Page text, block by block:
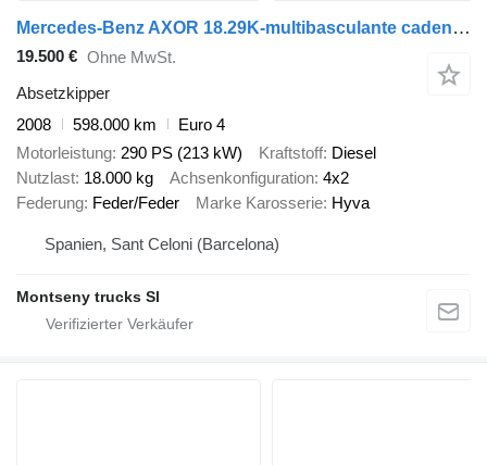
Mercedes-Benz AXOR 18.29K-multibasculante cadenas
19.500 € Ohne MwSt.
Absetzkipper
2008
598.000 km
Euro 4
Motorleistung 290 PS (213 kW) Kraftstoff Diesel
Nutzlast 18.000 kg Achsenkonfiguration 4x2
Federung Feder/Feder Marke Karosserie Hyva
Spanien, Sant Celoni (Barcelona)
Montseny trucks Sl